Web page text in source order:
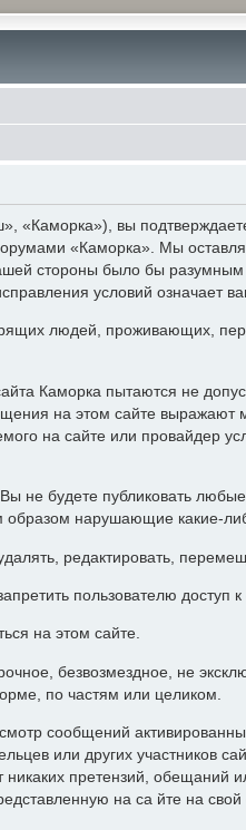
«Каморка»), вы
«Каморка». Мы
стороны было бы разумным
условий означает
людей, проживающих,
Каморка пытаются не
на этом сайте выражают
на сайте или провайдер
не будете публиковать
нарушающие какие-
редактировать,
пользователю доступ
на этом сайте.
безвозмездное, не
по частям или целиком.
сообщений
или других участников
претензий, обещаний
на са йте на свой